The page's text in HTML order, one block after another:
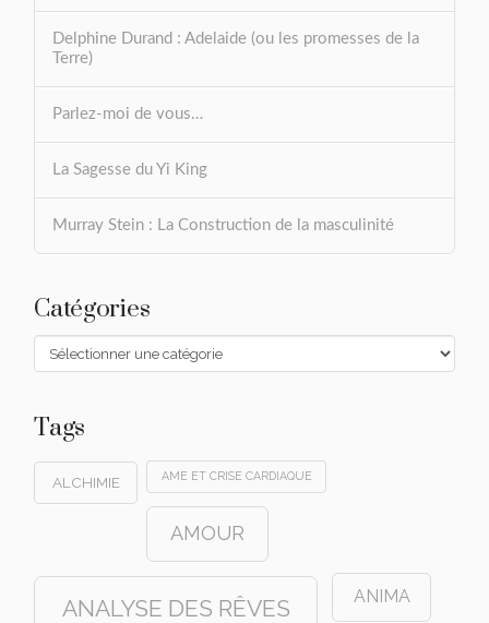
Delphine Durand : Adelaide (ou les promesses de la
Terre)
Parlez-moi de vous…
La Sagesse du Yi King
Murray Stein : La Construction de la masculinité
Catégories
Catégories
Tags
ALCHIMIE AME ET CRISE CARDIAQUE
AMOUR
ANALYSE DES RÊVES ANIMA